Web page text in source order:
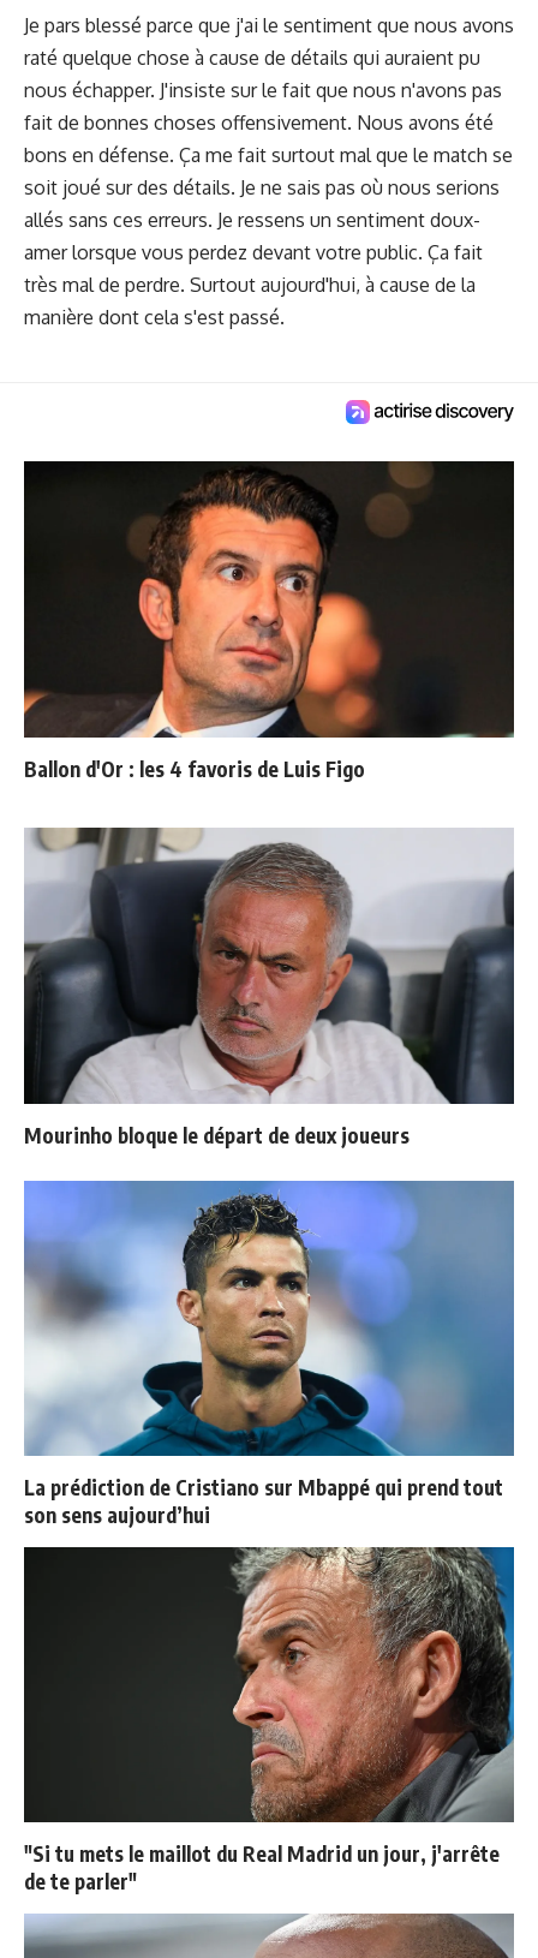
Je pars blessé parce que j'ai le sentiment que nous avons
raté quelque chose à cause de détails qui auraient pu
nous échapper. J'insiste sur le fait que nous n'avons pas
fait de bonnes choses offensivement. Nous avons été
bons en défense. Ça me fait surtout mal que le match se
soit joué sur des détails. Je ne sais pas où nous serions
allés sans ces erreurs. Je ressens un sentiment doux-
amer lorsque vous perdez devant votre public. Ça fait
très mal de perdre. Surtout aujourd'hui, à cause de la
manière dont cela s'est passé.
Ballon d'Or : les 4 favoris de Luis Figo
Mourinho bloque le départ de deux joueurs
La prédiction de Cristiano sur Mbappé qui prend tout
son sens aujourd’hui
"Si tu mets le maillot du Real Madrid un jour, j'arrête
de te parler"